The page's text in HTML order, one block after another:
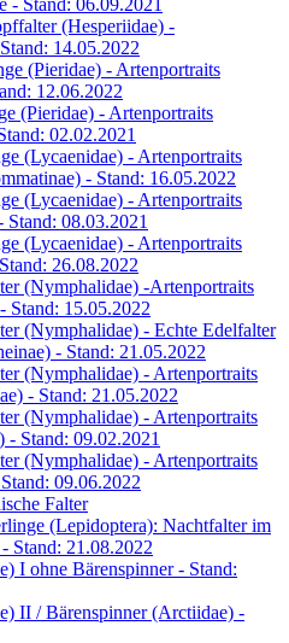
Stand: 06.09.2021
(Hesperiidae) -
14.05.2022
(Pieridae) - Artenportraits
12.06.2022
(Pieridae) - Artenportraits
02.02.2021
(Lycaenidae) - Artenportraits
- Stand: 16.05.2022
(Lycaenidae) - Artenportraits
Stand: 08.03.2021
(Lycaenidae) - Artenportraits
26.08.2022
(Nymphalidae) -Artenportraits
Stand: 15.05.2022
(Nymphalidae) - Echte Edelfalter
- Stand: 21.05.2022
(Nymphalidae) - Artenportraits
- Stand: 21.05.2022
(Nymphalidae) - Artenportraits
Stand: 09.02.2021
(Nymphalidae) - Artenportraits
09.06.2022
Falter
(Lepidoptera): Nachtfalter im
Stand: 21.08.2022
I ohne Bärenspinner - Stand:
II / Bärenspinner (Arctiidae) -